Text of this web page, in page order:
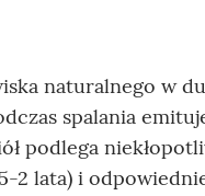
naturalnego w
spalania
podlega
2 lata) i